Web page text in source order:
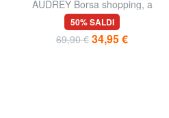
AUDREY Borsa shopping, a
spalla
50% SALDI
69,90 € 34,95 €